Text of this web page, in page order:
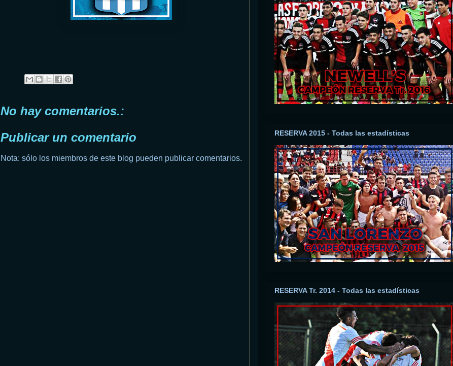
No hay comentarios.:
Publicar un comentario
Nota: sólo los miembros de este blog pueden publicar comentarios.
RESERVA 2015 - Todas las estadísticas
RESERVA Tr. 2014 - Todas las estadísticas